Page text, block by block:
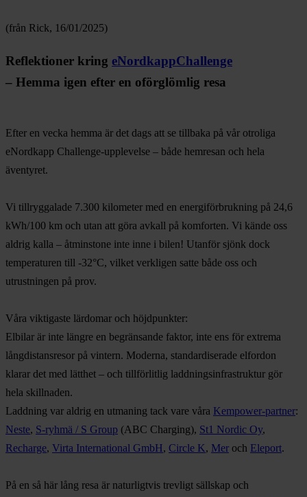
(från Rick, 16/01/2025)
Reflektioner kring eNordkappChallenge
– Hemma igen efter en oförglömlig resa
Efter en vecka hemma är det dags att se tillbaka på vår otroliga
eNordkapp Challenge-upplevelse – både hemresan och hela
äventyret.
Vi tillryggalade 7.300 kilometer med en energiförbrukning på 24,6
kWh/100 km och utan att göra avkall på komforten. Vi kände oss
aldrig kalla – åtminstone inte inne i bilen! Utanför sjönk dock
temperaturen till -32°C, vilket verkligen satte både oss och
utrustningen på prov.
Våra viktigaste lärdomar och höjdpunkter:
Elbilar är inte längre en begränsande faktor, inte ens för extrema
långdistansresor på vintern. Moderna, standardiserade elfordon
klarar det med lätthet – och tillförlitlig laddningsinfrastruktur gör
hela skillnaden.
Laddning var aldrig en utmaning tack vare våra Kempower-partner:
Neste, S-ryhmä / S Group (ABC Charging), St1 Nordic Oy,
Recharge, Virta International GmbH, Circle K, Mer och Eleport.
På en så här lång resa är naturligtvis trevligt sällskap och